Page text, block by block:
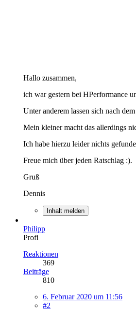
Hallo zusammen,
ich war gestern bei HPerformance
Unter anderem lassen sich nach
Mein kleiner macht das allerdings
Ich habe hierzu leider nichts
Freue mich über jeden Ratschlag :).
Gruß
Dennis
Inhalt melden
Philipp
Profi
Reaktionen
369
Beiträge
810
6. Februar 2020 um 11:56
#2